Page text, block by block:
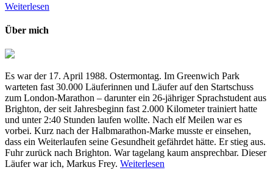
Weiterlesen
Über mich
Es war der 17. April 1988. Ostermontag. Im Greenwich Park
warteten fast 30.000 Läuferinnen und Läufer auf den Startschuss
zum London-Marathon – darunter ein 26-jähriger Sprachstudent aus
Brighton, der seit Jahresbeginn fast 2.000 Kilometer trainiert hatte
und unter 2:40 Stunden laufen wollte. Nach elf Meilen war es
vorbei. Kurz nach der Halbmarathon-Marke musste er einsehen,
dass ein Weiterlaufen seine Gesundheit gefährdet hätte. Er stieg aus.
Fuhr zurück nach Brighton. War tagelang kaum ansprechbar. Dieser
Läufer war ich, Markus Frey. Weiterlesen